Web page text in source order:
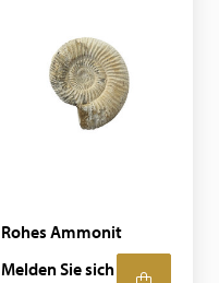
Rohes Ammonit
Melden Sie sich